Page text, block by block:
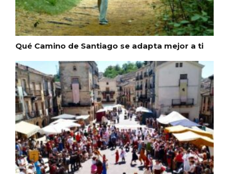
Qué Camino de Santiago se adapta mejor a ti
de Guadarrama en su vertiente
segoviana